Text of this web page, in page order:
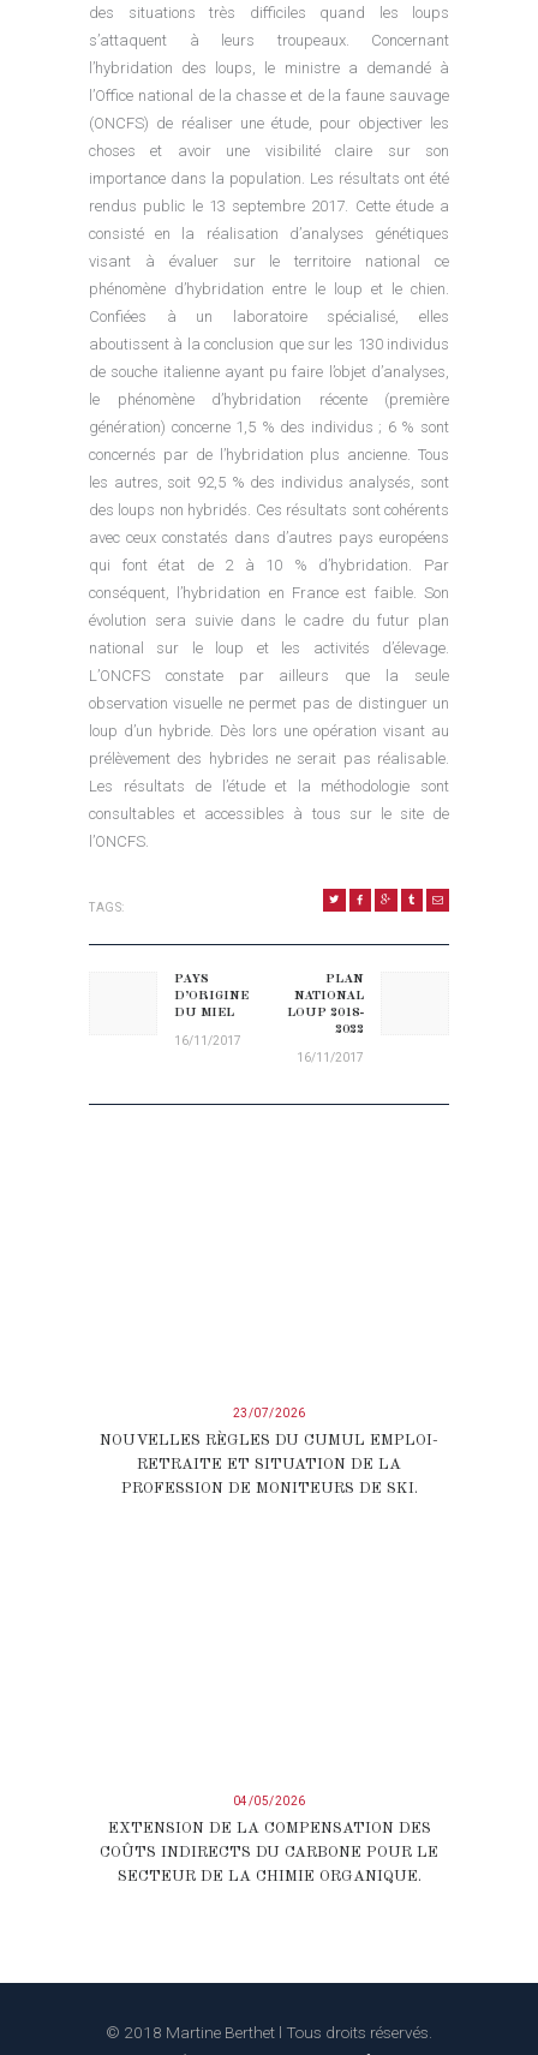
des situations très difficiles quand les loups
s’attaquent à leurs troupeaux. Concernant
l’hybridation des loups, le ministre a demandé à
l’Office national de la chasse et de la faune sauvage
(ONCFS) de réaliser une étude, pour objectiver les
choses et avoir une visibilité claire sur son
importance dans la population. Les résultats ont été
rendus public le 13 septembre 2017. Cette étude a
consisté en la réalisation d’analyses génétiques
visant à évaluer sur le territoire national ce
phénomène d’hybridation entre le loup et le chien.
Confiées à un laboratoire spécialisé, elles
aboutissent à la conclusion que sur les 130 individus
de souche italienne ayant pu faire l’objet d’analyses,
le phénomène d’hybridation récente (première
génération) concerne 1,5 % des individus ; 6 % sont
concernés par de l’hybridation plus ancienne. Tous
les autres, soit 92,5 % des individus analysés, sont
des loups non hybridés. Ces résultats sont cohérents
avec ceux constatés dans d’autres pays européens
qui font état de 2 à 10 % d’hybridation. Par
conséquent, l’hybridation en France est faible. Son
évolution sera suivie dans le cadre du futur plan
national sur le loup et les activités d’élevage.
L’ONCFS constate par ailleurs que la seule
observation visuelle ne permet pas de distinguer un
loup d’un hybride. Dès lors une opération visant au
prélèvement des hybrides ne serait pas réalisable.
Les résultats de l’étude et la méthodologie sont
consultables et accessibles à tous sur le site de
l’ONCFS.
TAGS:
Previous post:
PAYS
D’ORIGINE
DU MIEL
16/11/2017
PLAN
NATIONAL
LOUP 2018-
2022
16/11/2017
23/07/2026
NOUVELLES RÈGLES DU CUMUL EMPLOI-
RETRAITE ET SITUATION DE LA
PROFESSION DE MONITEURS DE SKI.
04/05/2026
EXTENSION DE LA COMPENSATION DES
COÛTS INDIRECTS DU CARBONE POUR LE
SECTEUR DE LA CHIMIE ORGANIQUE.
© 2018 Martine Berthet l Tous droits réservés.